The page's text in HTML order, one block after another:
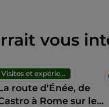
vous
Visites et expériences
route d'Énée, de
à Rome sur les